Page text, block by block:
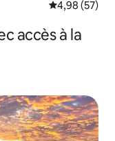
Évaluation
4,98 (57)
accès à la